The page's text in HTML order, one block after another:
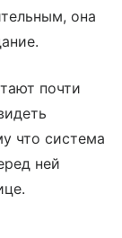
она
почти
что система
ней